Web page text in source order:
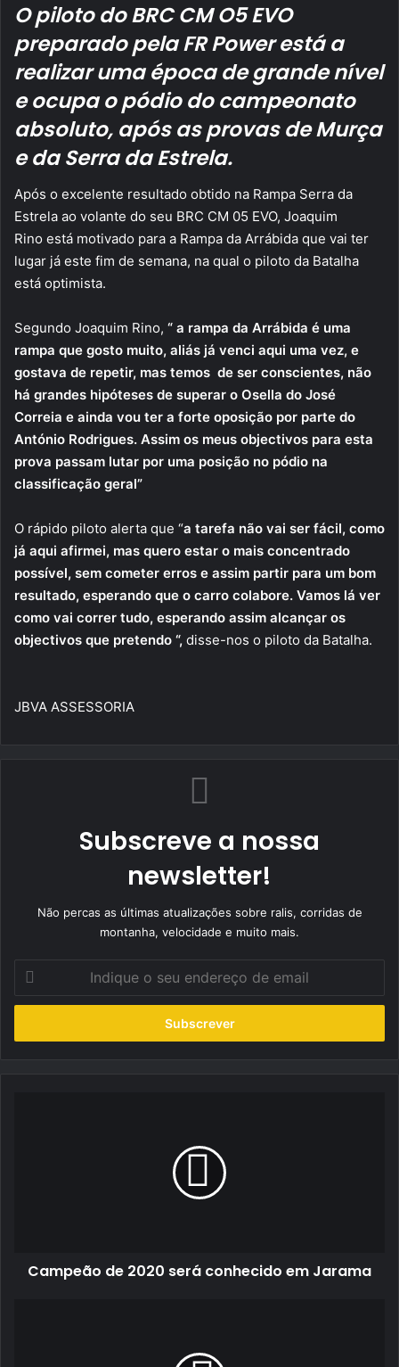
O piloto do BRC CM O5 EVO
preparado pela FR Power está a
realizar uma época de grande nível
e ocupa o pódio do campeonato
absoluto, após as provas de Murça
e da Serra da Estrela.
Após o excelente resultado obtido na Rampa Serra da
Estrela ao volante do seu BRC CM 05 EVO, Joaquim
Rino está motivado para a Rampa da Arrábida que vai ter
lugar já este fim de semana, na qual o piloto da Batalha
está optimista.
Segundo Joaquim Rino, “ a rampa da Arrábida é uma
rampa que gosto muito, aliás já venci aqui uma vez, e
gostava de repetir, mas temos de ser conscientes, não
há grandes hipóteses de superar o Osella do José
Correia e ainda vou ter a forte oposição por parte do
António Rodrigues. Assim os meus objectivos para esta
prova passam lutar por uma posição no pódio na
classificação geral”
O rápido piloto alerta que “a tarefa não vai ser fácil, como
já aqui afirmei, mas quero estar o mais concentrado
possível, sem cometer erros e assim partir para um bom
resultado, esperando que o carro colabore. Vamos lá ver
como vai correr tudo, esperando assim alcançar os
objectivos que pretendo “, disse-nos o piloto da Batalha.
JBVA ASSESSORIA
Subscreve a nossa
newsletter!
Não percas as últimas atualizações sobre ralis, corridas de
montanha, velocidade e muito mais.
seu
de
Campeão de 2020 será conhecido em Jarama